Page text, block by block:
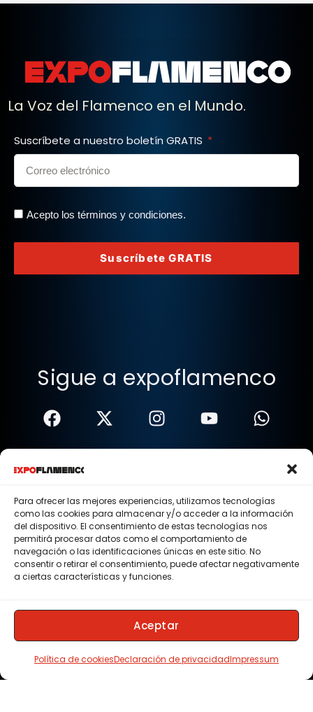
Para ofrecer las mejores experiencias, utilizamos tecnologías
como las cookies para almacenar y/o acceder a la información
del dispositivo. El consentimiento de estas tecnologías nos
permitirá procesar datos como el comportamiento de
navegación o las identificaciones únicas en este sitio. No
consentir o retirar el consentimiento, puede afectar negativamente
a ciertas características y funciones.
Aceptar
Política de cookiesDeclaración de privacidadImpressum
La Voz del Flamenco en el Mundo.
Suscríbete a nuestro boletín GRATIS
Acepto los términos y condiciones.
Suscríbete GRATIS
Sigue a expoflamenco
Términos Y Condiciones
Política De Privacidad
Política De Cookies
Aviso Legal
© 2015 - 2026 . Todos los derechos reservados.
Contacto
Membresias